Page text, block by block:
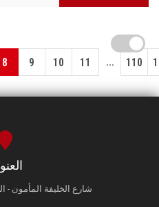
8 9 10 11 ... 110
شارع الخليفة المأمون -